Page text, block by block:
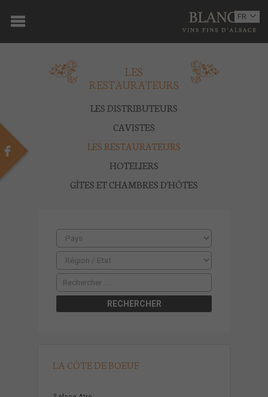
DOMAINE
OENOTOURISME
BOUTIQUE
PRESSE
CONTACT
FR
EN
LES
RESTAURATEURS
LES DISTRIBUTEURS
CAVISTES
LES RESTAURATEURS
HOTELIERS
GÎTES ET CHAMBRES D'HÔTES
LA CÔTE DE BOEUF